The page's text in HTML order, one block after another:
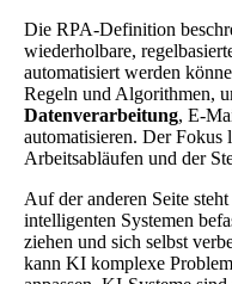
Die RPA-Definition
wiederholbare,
automatisiert werden
Regeln und Algorithmen,
Datenverarbeitung, E-
automatisieren. Der Fokus
Arbeitsabläufen und der
Auf der anderen Seite
intelligenten Systemen
ziehen und sich selbst
kann KI komplexe